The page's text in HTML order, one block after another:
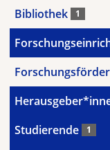
Bibliothek 1
Studierende 1